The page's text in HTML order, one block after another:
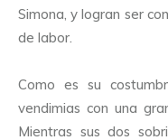
Simona, y logran ser
de labor.
Como es su
vendimias con una
Mientras sus dos